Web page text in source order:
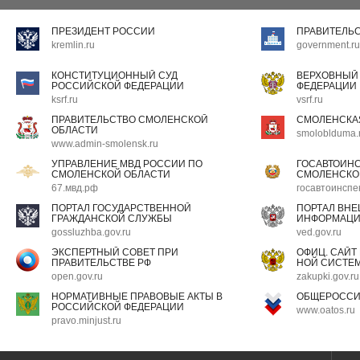
ПРЕЗИДЕНТ РОССИИ
kremlin.ru
government.ru
КОНСТИТУЦИОННЫЙ СУД
РОССИЙСКОЙ ФЕДЕРАЦИИ
ksrf.ru
ФЕДЕРАЦИИ
vsrf.ru
ПРАВИТЕЛЬСТВО СМОЛЕНСКОЙ
ОБЛАСТИ
www.admin-smolensk.ru
УПРАВЛЕНИЕ МВД РОССИИ ПО
СМОЛЕНСКОЙ ОБЛАСТИ
67.мвд.рф
ПОРТАЛ ГОСУДАРСТВЕННОЙ
ГРАЖДАНСКОЙ СЛУЖБЫ
gossluzhba.gov.ru
ПОРТАЛ
ved.gov.ru
ЭКСПЕРТНЫЙ СОВЕТ ПРИ
ПРАВИТЕЛЬСТВЕ РФ
open.gov.ru
ОФИЦ.
НОЙ
zakupki.gov.ru
НОРМАТИВНЫЕ ПРАВОВЫЕ АКТЫ В
РОССИЙСКОЙ ФЕДЕРАЦИИ
pravo.minjust.ru
www.oatos.ru